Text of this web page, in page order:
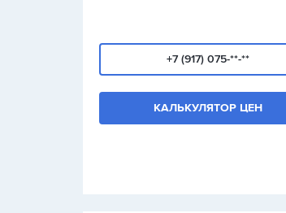
+7 (917) 075-**-**
КАЛЬКУЛЯТОР ЦЕН